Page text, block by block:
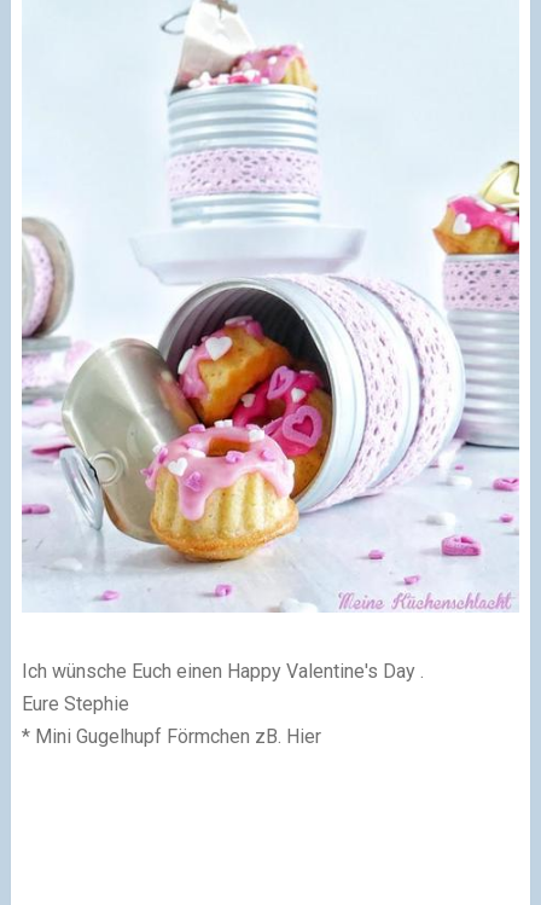
Ich wünsche Euch einen Happy Valentine's Day .
Eure Stephie
* Mini Gugelhupf Förmchen zB. Hier